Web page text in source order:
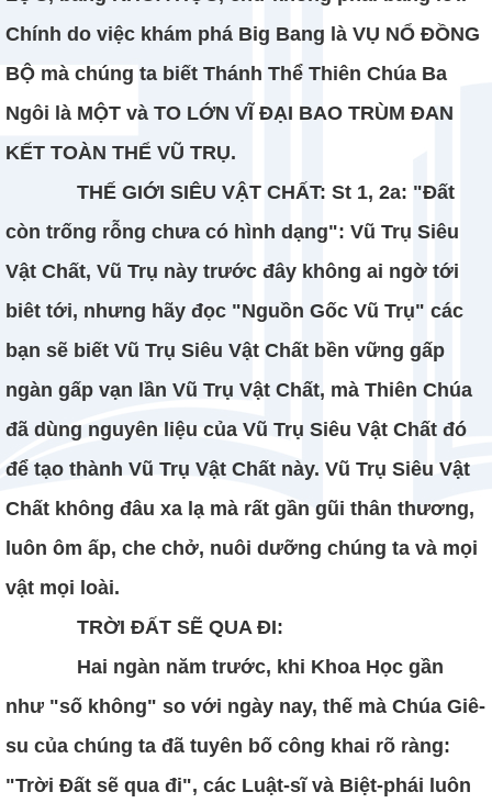
Chính do việc khám phá Big Bang là VỤ NỔ ĐỒNG
BỘ mà chúng ta biết Thánh Thể Thiên Chúa Ba
Ngôi là MỘT và TO LỚN VĨ ĐẠI BAO TRÙM ĐAN
KẾT TOÀN THỂ VŨ TRỤ.
THẾ GIỚI SIÊU VẬT CHẤT: St 1, 2a: "Đất
còn trống rỗng chưa có hình dạng": Vũ Trụ Siêu
Vật Chất, Vũ Trụ này trước đây không ai ngờ tới
biêt tới, nhưng hãy đọc "Nguồn Gốc Vũ Trụ" các
bạn sẽ biết Vũ Trụ Siêu Vật Chất bền vững gấp
ngàn gấp vạn lần Vũ Trụ Vật Chất, mà Thiên Chúa
đã dùng nguyên liệu của Vũ Trụ Siêu Vật Chất đó
để tạo thành Vũ Trụ Vật Chất này. Vũ Trụ Siêu Vật
Chất không đâu xa lạ mà rất gần gũi thân thương,
luôn ôm ấp, che chở, nuôi dưỡng chúng ta và mọi
vật mọi loài.
TRỜI ĐẤT SẼ QUA ĐI:
Hai ngàn năm trước, khi Khoa Học gần
như "số không" so với ngày nay, thế mà Chúa Giê-
su của chúng ta đã tuyên bố công khai rõ ràng:
"Trời Đất sẽ qua đi", các Luật-sĩ và Biệt-phái luôn